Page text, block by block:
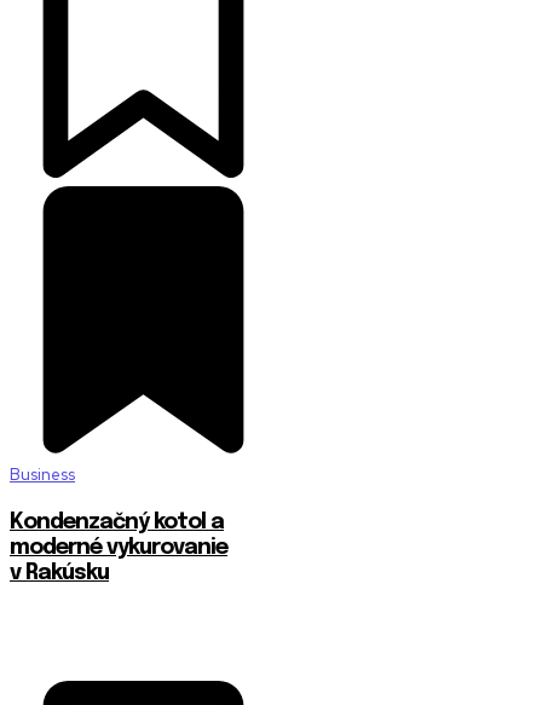
Business
Kondenzačný kotol a
moderné vykurovanie
v Rakúsku